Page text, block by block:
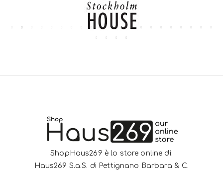
ShopHaus269 è lo store online di:
Haus269 S.a.S. di Pettignano Barbara & C.